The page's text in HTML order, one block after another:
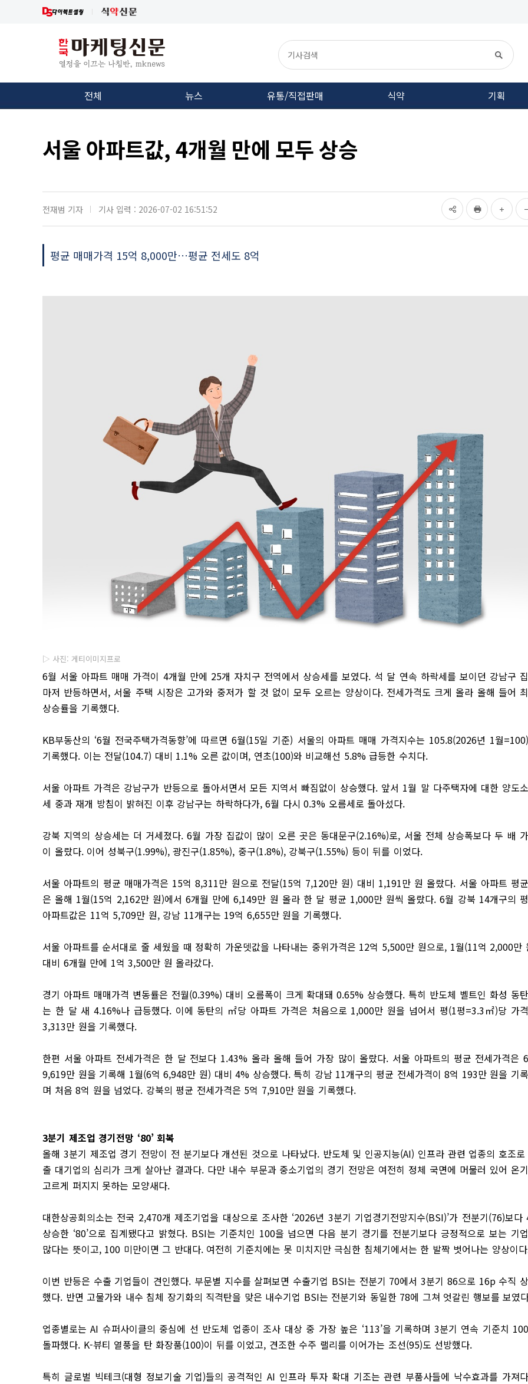
전체 뉴스 유통/직접판매 식약 기획
서울 아파트값, 4개월 만에 모두 상승
전재범 기자 기사 입력 : 2026-07-02 16:51:52
평균 매매가격 15억 8,000만…평균 전세도 8억
▷ 사진: 게티이미지프로
6월 서울 아파트 매매 가격이 4개월 만에 25개 자치구 전역에서 상승세를 보였다. 석 달 연속 하락세를 보이던 강남구
마저 반등하면서, 서울 주택 시장은 고가와 중저가 할 것 없이 모두 오르는 양상이다. 전세가격도 크게 올라 올해 들어
상승률을 기록했다.
KB부동산의 ‘6월 전국주택가격동향’에 따르면 6월(15일 기준) 서울의 아파트 매매 가격지수는 105.8(2026년 1월
기록했다. 이는 전달(104.7) 대비 1.1% 오른 값이며, 연초(100)와 비교해선 5.8% 급등한 수치다.
서울 아파트 가격은 강남구가 반등으로 돌아서면서 모든 지역서 빠짐없이 상승했다. 앞서 1월 말 다주택자에 대한 양도
세 중과 재개 방침이 밝혀진 이후 강남구는 하락하다가, 6월 다시 0.3% 오름세로 돌아섰다.
강북 지역의 상승세는 더 거세졌다. 6월 가장 집값이 많이 오른 곳은 동대문구(2.16%)로, 서울 전체 상승폭보다 두 배
이 올랐다. 이어 성북구(1.99%), 광진구(1.85%), 중구(1.8%), 강북구(1.55%) 등이 뒤를 이었다.
서울 아파트의 평균 매매가격은 15억 8,311만 원으로 전달(15억 7,120만 원) 대비 1,191만 원 올랐다. 서울 아파트 평
은 올해 1월(15억 2,162만 원)에서 6개월 만에 6,149만 원 올라 한 달 평균 1,000만 원씩 올랐다. 6월 강북 14개구의
아파트값은 11억 5,709만 원, 강남 11개구는 19억 6,655만 원을 기록했다.
서울 아파트를 순서대로 줄 세웠을 때 정확히 가운뎃값을 나타내는 중위가격은 12억 5,500만 원으로, 1월(11억 2,000만
대비 6개월 만에 1억 3,500만 원 올라갔다.
경기 아파트 매매가격 변동률은 전월(0.39%) 대비 오름폭이 크게 확대돼 0.65% 상승했다. 특히 반도체 벨트인 화성 동
는 한 달 새 4.16%나 급등했다. 이에 동탄의 ㎡당 아파트 가격은 처음으로 1,000만 원을 넘어서 평(1평=3.3㎡)당 가
3,313만 원을 기록했다.
한편 서울 아파트 전세가격은 한 달 전보다 1.43% 올라 올해 들어 가장 많이 올랐다. 서울 아파트의 평균 전세가격은
9,619만 원을 기록해 1월(6억 6,948만 원) 대비 4% 상승했다. 특히 강남 11개구의 평균 전세가격이 8억 193만 원을 기
며 처음 8억 원을 넘었다. 강북의 평균 전세가격은 5억 7,910만 원을 기록했다.
3분기 제조업 경기전망 ‘80’ 회복
올해 3분기 제조업 경기 전망이 전 분기보다 개선된 것으로 나타났다. 반도체 및 인공지능(AI) 인프라 관련 업종의 호조로
출 대기업의 심리가 크게 살아난 결과다. 다만 내수 부문과 중소기업의 경기 전망은 여전히 정체 국면에 머물러 있어 온
고르게 퍼지지 못하는 모양새다.
대한상공회의소는 전국 2,470개 제조기업을 대상으로 조사한 ‘2026년 3분기 기업경기전망지수(BSI)’가 전분기(76)보다
상승한 ‘80’으로 집계됐다고 밝혔다. BSI는 기준치인 100을 넘으면 다음 분기 경기를 전분기보다 긍정적으로 보는 기
많다는 뜻이고, 100 미만이면 그 반대다. 여전히 기준치에는 못 미치지만 극심한 침체기에서는 한 발짝 벗어나는 양상이
이번 반등은 수출 기업들이 견인했다. 부문별 지수를 살펴보면 수출기업 BSI는 전분기 70에서 3분기 86으로 16p 수직
했다. 반면 고물가와 내수 침체 장기화의 직격탄을 맞은 내수기업 BSI는 전분기와 동일한 78에 그쳐 엇갈린 행보를 보였
업종별로는 AI 슈퍼사이클의 중심에 선 반도체 업종이 조사 대상 중 가장 높은 ‘113’을 기록하며 3분기 연속 기준치
돌파했다. K-뷰티 열풍을 탄 화장품(100)이 뒤를 이었고, 견조한 수주 랠리를 이어가는 조선(95)도 선방했다.
특히 글로벌 빅테크(대형 정보기술 기업)들의 공격적인 AI 인프라 투자 확대 기조는 관련 부품사들에 낙수효과를 가져